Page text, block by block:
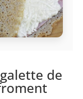
de